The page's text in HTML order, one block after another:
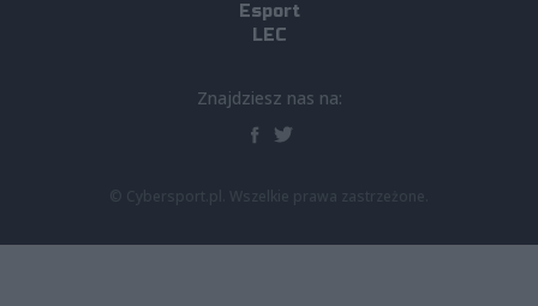
Esport
LEC
Znajdziesz nas na: